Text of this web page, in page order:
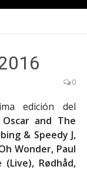
0
edición del
and The
& Speedy J,
Wonder, Paul
(Live), Rødhåd,